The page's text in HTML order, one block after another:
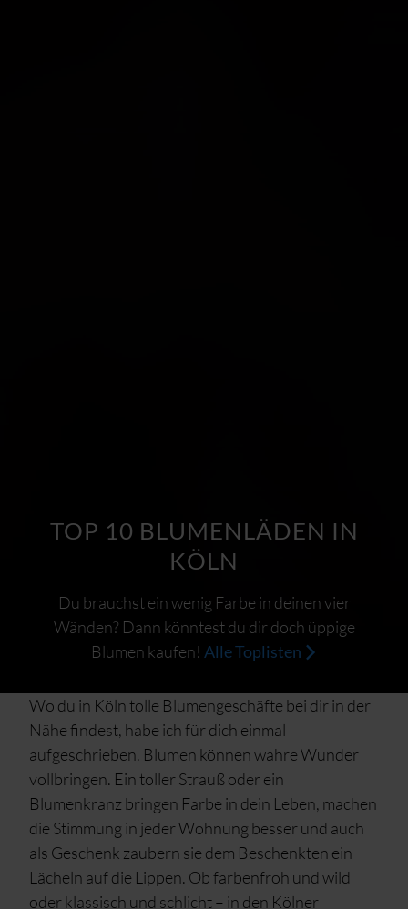
TOP 10 BLUMENLÄDEN IN
KÖLN
Du brauchst ein wenig Farbe in deinen vier
Wänden? Dann könntest du dir doch üppige
Blumen kaufen! Alle Toplisten
Wo du in Köln tolle Blumengeschäfte bei dir in der
Nähe findest, habe ich für dich einmal
aufgeschrieben. Blumen können wahre Wunder
vollbringen. Ein toller Strauß oder ein
Blumenkranz bringen Farbe in dein Leben, machen
die Stimmung in jeder Wohnung besser und auch
als Geschenk zaubern sie dem Beschenkten ein
Lächeln auf die Lippen. Ob farbenfroh und wild
oder klassisch und schlicht – in den Kölner